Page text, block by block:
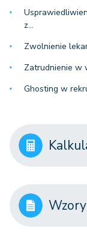
z…
Zwolnienie
Zatrudnienie w
Ghosting w